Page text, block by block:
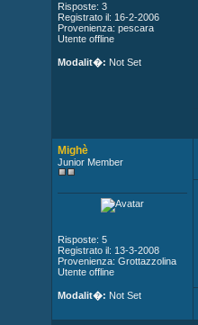
Risposte: 3
Registrato il: 16-2-2006
Provenienza: pescara
Utente offline
Modalit�: Not Set
Mighè
Junior Member
Risposte: 5
Registrato il: 13-3-2008
Provenienza: Grottazzolina
Utente offline
Modalit�: Not Set